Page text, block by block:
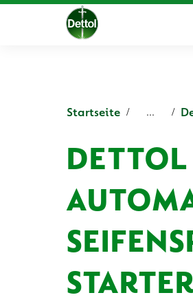
Startseite ...